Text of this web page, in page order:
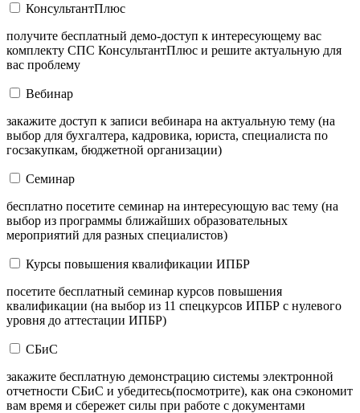
КонсультантПлюс
получите бесплатный демо-доступ к интересующему вас
комплекту СПС КонсультантПлюс и решите актуальную для
вас проблему
Вебинар
закажите доступ к записи вебинара на актуальную тему (на
выбор для бухгалтера, кадровика, юриста, специалиста по
госзакупкам, бюджетной организации)
Семинар
бесплатно посетите семинар на интересующую вас тему (на
выбор из программы ближайших образовательных
мероприятий для разных специалистов)
Курсы повышения квалификации ИПБР
посетите бесплатный семинар курсов повышения
квалификации (на выбор из 11 спецкурсов ИПБР с нулевого
уровня до аттестации ИПБР)
СБиС
закажите бесплатную демонстрацию системы электронной
отчетности СБиС и убедитесь(посмотрите), как она сэкономит
вам время и сбережет силы при работе с документами